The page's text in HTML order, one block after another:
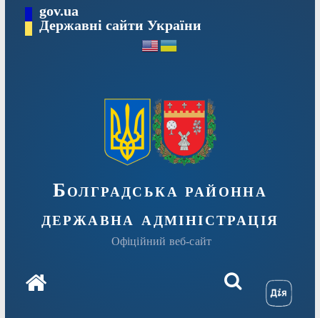
Перейтиgov.ua
Державні сайти України
Болградська районна
державна адміністрація
Офіційний веб-сайт